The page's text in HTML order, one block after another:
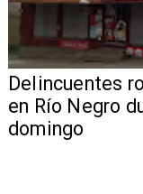
Delincuentes
en Río Negro
domingo